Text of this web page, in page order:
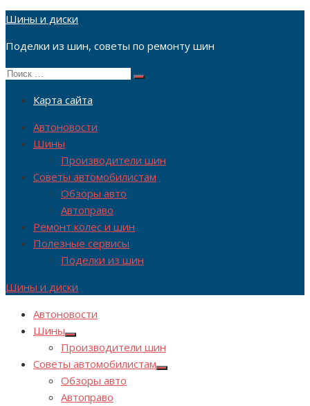
Перейти
содержимому
Шины и диски
Поделки из шин, советы по ремонту шин
Поиск
Поиск
Карта сайта
Автоновости
Шины
Производители шин
Советы автомобилистам
Обзоры авто
Автоправо
Ремонт колес и шин
Полезные сервисы
Поделки из шин
Шины и диски
Автоновости
Шины
Показывать
подменю
Производители шин
Советы автомобилистам
Показывать
Обзоры авто
Автоправо